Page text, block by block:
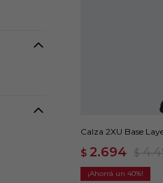
Calza 2XU Base
$ 2.694 $
40